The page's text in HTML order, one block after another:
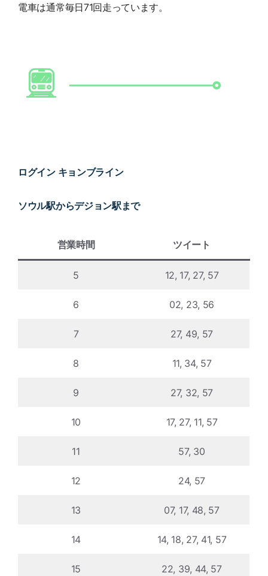
電車は通常毎日71回走っています。
ログイン キョンブライン
ソウル駅からデジョン駅まで
営業時間 ツイート
5 12, 17, 27, 57
6 02, 23, 56
7 27, 49, 57
8 11, 34, 57
9 27, 32, 57
10 17, 27, 11, 57
11 57, 30
12 24, 57
13 07, 17, 48, 57
14 14, 18, 27, 41, 57
15 22, 39, 44, 57